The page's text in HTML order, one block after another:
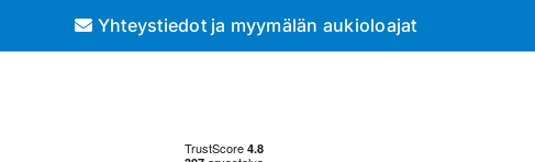
Yhteystiedot ja myymälän aukioloajat